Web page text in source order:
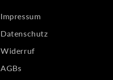
Impressum
Datenschutz
Widerruf
AGBs